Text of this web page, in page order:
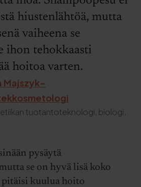
hiustenlähtöä, mutta
vaiheena se
ihon tehokkaasti
hoitoa varten.
Majszyk-
tuotantoteknologi, biologi.
pysäytä
se on hyvä lisä koko
kuulua hoito